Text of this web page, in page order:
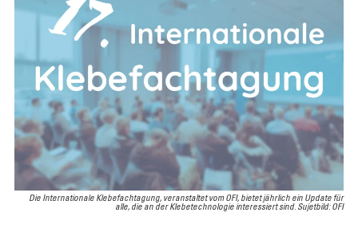
Die Internationale Klebefachtagung, veranstaltet vom OFI, bietet jährlich ein Update für
alle, die an der Klebetechnologie interessiert sind. Sujetbild: OFI